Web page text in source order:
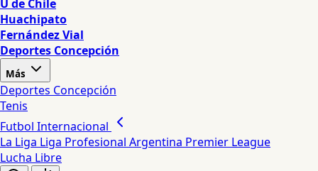
U de Chile
Huachipato
Fernández Vial
Deportes Concepción
Más
Deportes Concepción
Tenis
Futbol Internacional
La Liga Liga Profesional Argentina Premier League
Lucha Libre